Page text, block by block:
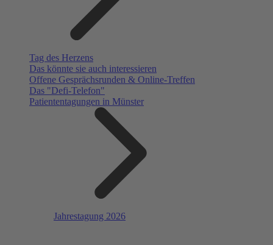
Tag des Herzens
Das könnte sie auch interessieren
Offene Gesprächsrunden & Online-Treffen
Das "Defi-Telefon"
Patiententagungen in Münster
Jahrestagung 2026